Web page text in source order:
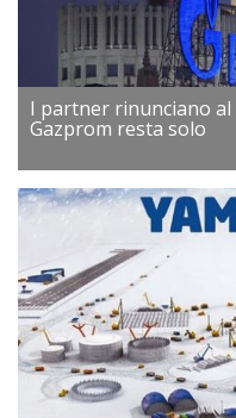
I partner rinunciano
Gazprom resta solo